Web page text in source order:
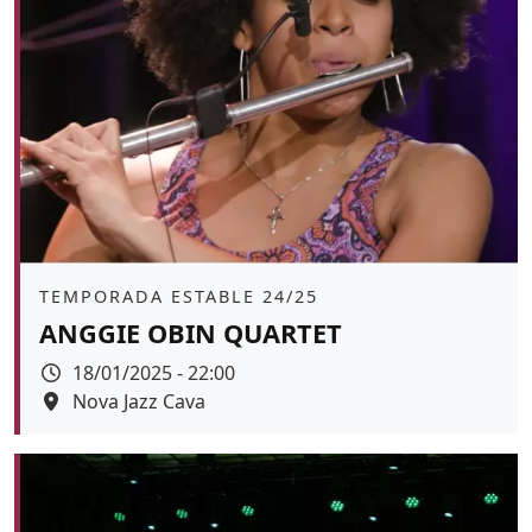
Àmbit
TEMPORADA ESTABLE 24/25
ANGGIE OBIN QUARTET
Data
18/01/2025 - 22:00
Espai
Nova Jazz Cava